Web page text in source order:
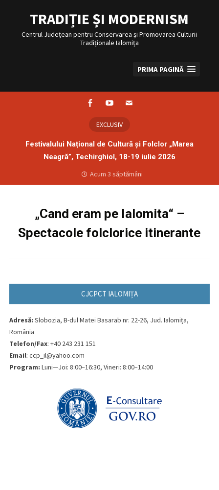
conținut
TRADIȚIE ȘI MODERNISM
Centrul Județean pentru Conservarea și Promovarea Culturii
Tradiționale Ialomița
PRIMA PAGINĂ
EXCLUSIV
Festivalului Național de Cultură și Folclor „Marea
Neagră”, Techirghiol, 18-19 iulie 2026
Acum 3 săptămâni
„Cand eram pe Ialomita“ –
Spectacole folclorice itinerante
CJCPCT IALOMIȚA
Adresă: Slobozia, B-dul Matei Basarab nr. 22-26, Jud. Ialomița,
România
Telefon/Fax: +40 243 231 151
Email: ccp_il@yahoo.com
Program: Luni—Joi: 8:00–16:30, Vineri: 8:00–14:00